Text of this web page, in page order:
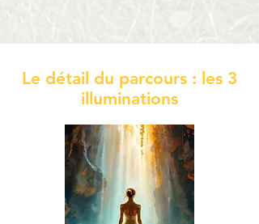
Le détail du parcours : les 3
illuminations